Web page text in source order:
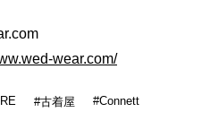
wear.com/
古着屋 Connett